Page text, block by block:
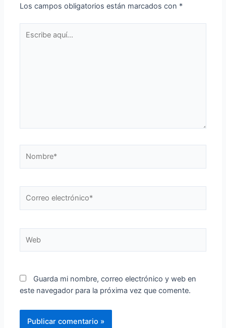
Los campos obligatorios están marcados con *
aquí...
electrónico*
Guarda mi nombre, correo electrónico y web en
este navegador para la próxima vez que comente.